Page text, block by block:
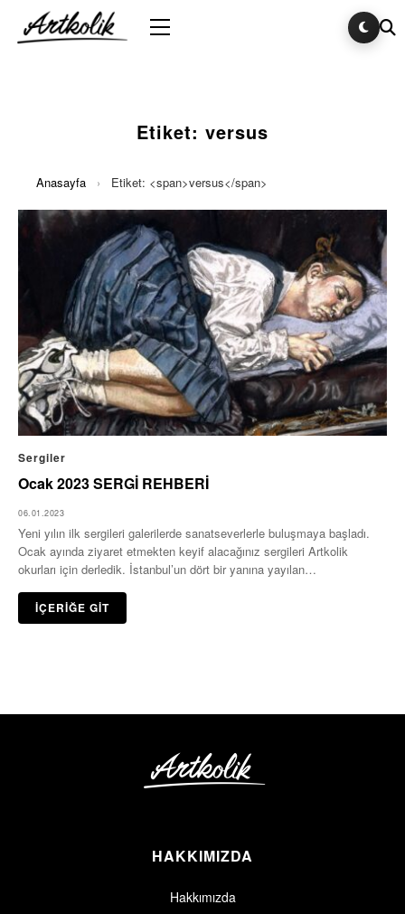
Etiket: versus
Anasayfa › Etiket: <span>versus</span>
Sergiler
Ocak 2023 SERGİ REHBERİ
06.01.2023
Yeni yılın ilk sergileri galerilerde sanatseverlerle buluşmaya başladı.
Ocak ayında ziyaret etmekten keyif alacağınız sergileri Artkolik
okurları için derledik. İstanbul’un dört bir yanına yayılan…
İÇERİĞE GİT
HAKKIMIZDA
Hakkımızda